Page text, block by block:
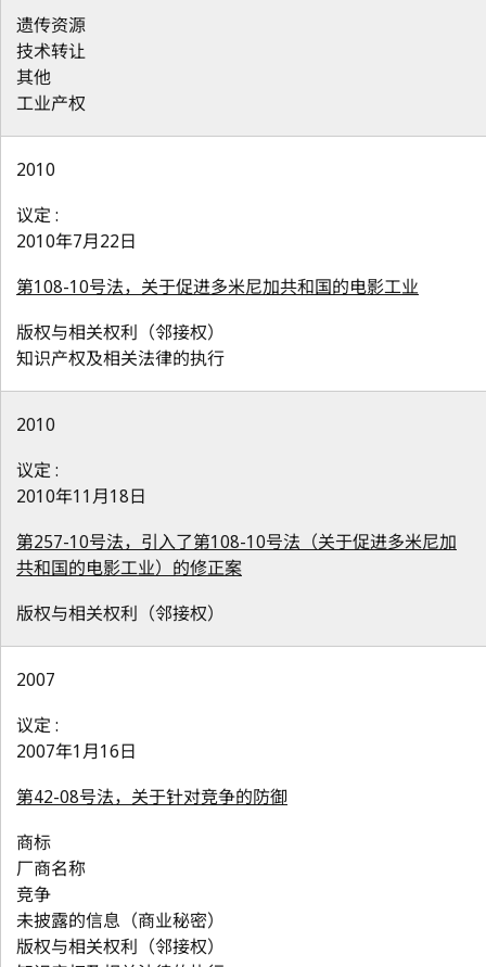
遗传资源
技术转让
其他
工业产权
2010
议定 :
2010年7月22日
第108-10号法，关于促进多米尼加共和国的电影工业
版权与相关权利（邻接权）
知识产权及相关法律的执行
2010
议定 :
2010年11月18日
第257-10号法，引入了第108-10号法（关于促进多米尼加
共和国的电影工业）的修正案
版权与相关权利（邻接权）
2007
议定 :
2007年1月16日
第42-08号法，关于针对竞争的防御
商标
厂商名称
竞争
未披露的信息（商业秘密）
版权与相关权利（邻接权）